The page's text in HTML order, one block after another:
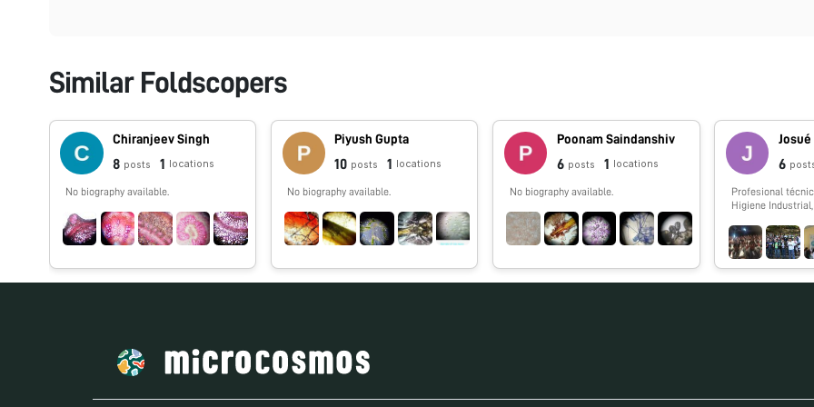
Similar Foldscopers
Chiranjeev Singh
8 posts 1 locations
No biography available.
Piyush Gupta
10 posts 1 locations
No biography available.
Poonam Saindanshiv
6 posts 1 locations
No biography available.
6
Profesional
Higiene
área de TI dentro
giros Hotelero y
también en el
Conocimiento,